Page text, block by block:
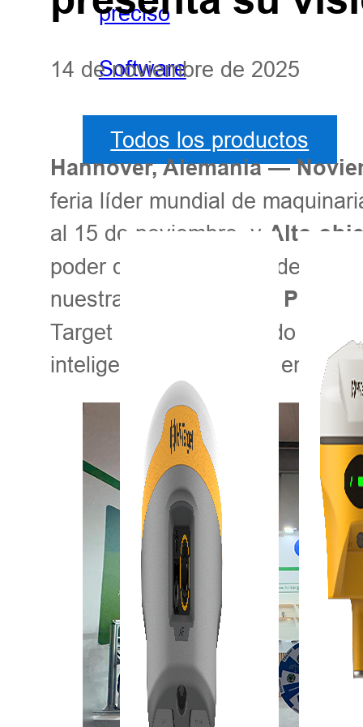
preciso
Software
Todos los productos
14 de noviembre de 2025
Hannover, Alemania —
feria líder mundial de
al 15 de noviembre, y Alto
poder de la agricultura de
nuestras soluciones en
Target está demostrando la
inteligente y sostenible en un